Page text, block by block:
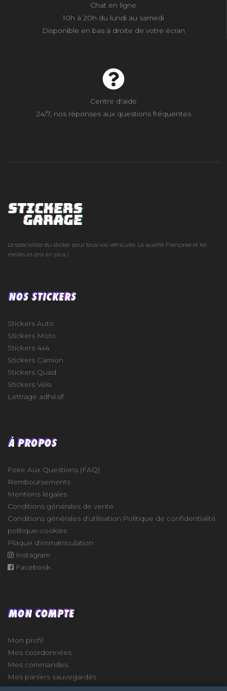
Chat en ligne
10h à 20h du lundi au samedi
Disponible en bas à droite de votre écran
Centre d'aide
24/7, nos réponses aux questions fréquentes
Le spécialiste du sticker pour tous vos véhicules. La qualité Française et les
meilleurs prix en plus !
NOS STICKERS
Stickers Auto
Stickers Moto
Stickers 4x4
Stickers Camion
Stickers Quad
Stickers Vélo
Lettrage adhésif
À PROPOS
Foire Aux Questions (FAQ)
Remboursements
Mentions légales
Conditions générales de vente
Conditions générales d'utilisation Politique de confidentialité
politique-cookies
Plaque d'immatriculation
Instagram
Facebook
MON COMPTE
Mon profil
Mes coordonnées
Mes commandes
Mes paniers sauvegardés